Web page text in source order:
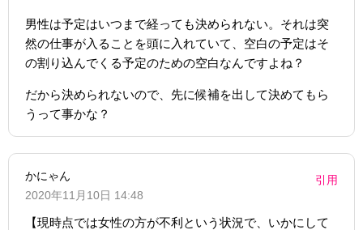
男性は予定はいつまで経っても決められない。それは突
然の仕事が入ることを頭に入れていて、空白の予定はそ
の割り込んでくる予定のための空白なんですよね？
だから決められないので、先に候補を出して決めてもら
うって事かな？
かにゃん
2020年11月10日 14:48
引用
【現時点では女性の方が不利という状況で、いかにして